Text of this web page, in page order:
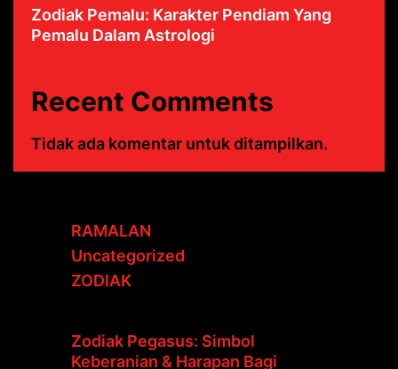
Zodiak Pemalu: Karakter Pendiam Yang
Pemalu Dalam Astrologi
Recent Comments
Tidak ada komentar untuk ditampilkan.
RAMALAN
Uncategorized
ZODIAK
Zodiak Pegasus: Simbol
Keberanian & Harapan Bagi